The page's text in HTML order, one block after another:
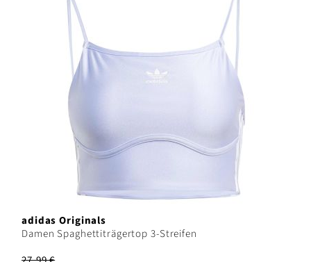
adidas Originals
Damen Spaghettiträgertop 3-Streifen